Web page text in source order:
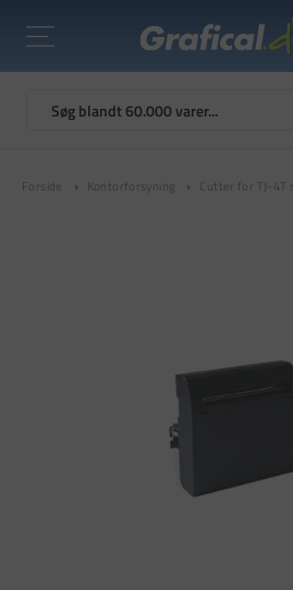
Forside Kontorforsyning Cutter for TJ-4T